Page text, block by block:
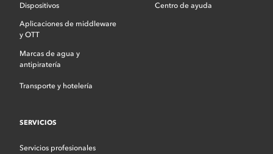
Dispositivos
Aplicaciones de middleware
y OTT
Marcas de agua y
antipiratería
Transporte y hotelería
Centro de ayuda
SERVICIOS
Servicios profesionales